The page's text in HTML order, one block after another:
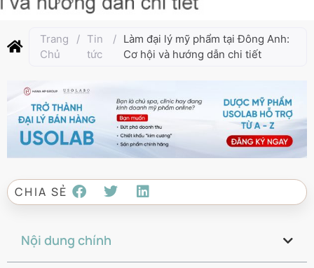
Trang
Chủ
/
Tin
tức
/ Làm đại lý mỹ phẩm tại Đông Anh:
Cơ hội và hướng dẫn chi tiết
CHIA SẺ
Nội dung chính